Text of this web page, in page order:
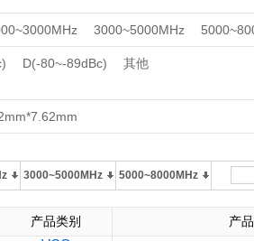
3000~5000MHz
D(-80~-89dBc) 其他
3000~5000MHz 5000~8000MHz
产品类别 产